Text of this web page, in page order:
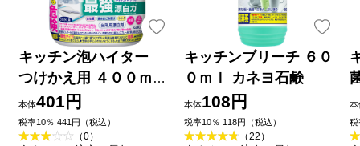
キッチン泡ハイター
つけかえ用 ４００ｍｌ
花王
本体401円
税率10％ 441円（税込）
（0）
キッチンブリーチ ６０
０ｍｌ カネヨ石鹸
本体108円
税率10％ 118円（税込）
（22）
本
税